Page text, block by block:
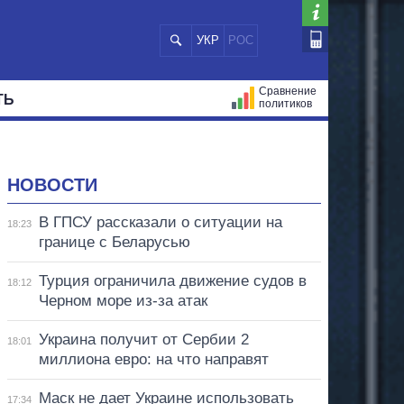
УКР РОС
Сравнение
политиков
НОВОСТИ
18:23
В ГПСУ рассказали о ситуации на
границе с Беларусью
18:12
Турция ограничила движение судов в
Черном море из-за атак
18:01
Украина получит от Сербии 2
миллиона евро: на что направят
17:34
Маск не дает Украине использовать